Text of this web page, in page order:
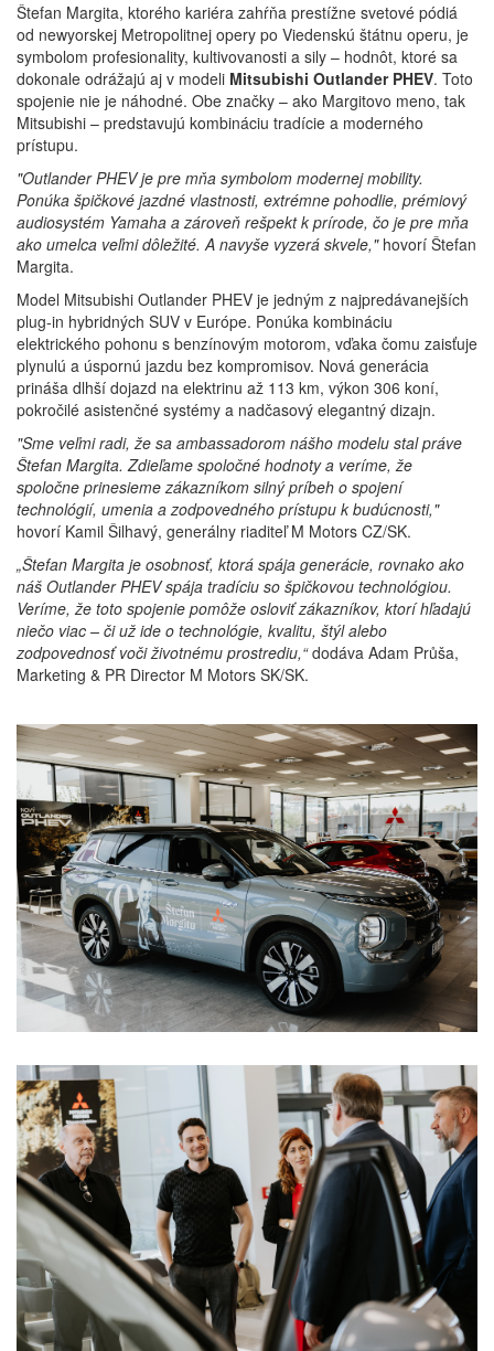
Štefan Margita, ktorého kariéra zahŕňa prestížne svetové pódiá
od newyorskej Metropolitnej opery po Viedenskú štátnu operu, je
symbolom profesionality, kultivovanosti a sily – hodnôt, ktoré sa
dokonale odrážajú aj v modeli Mitsubishi Outlander PHEV. Toto
spojenie nie je náhodné. Obe značky – ako Margitovo meno, tak
Mitsubishi – predstavujú kombináciu tradície a moderného
prístupu.
"Outlander PHEV je pre mňa symbolom modernej mobility.
Ponúka špičkové jazdné vlastnosti, extrémne pohodlie, prémiový
audiosystém Yamaha a zároveň rešpekt k prírode, čo je pre mňa
ako umelca veľmi dôležité. A navyše vyzerá skvele,"hovorí Štefan
Margita.
Model Mitsubishi Outlander PHEV je jedným z najpredávanejších
plug-in hybridných SUV v Európe. Ponúka kombináciu
elektrického pohonu s benzínovým motorom, vďaka čomu zaisťuje
plynulú a úspornú jazdu bez kompromisov. Nová generácia
prináša dlhší dojazd na elektrinu až 113 km, výkon 306 koní,
pokročilé asistenčné systémy a nadčasový elegantný dizajn.
"Sme veľmi radi, že sa ambassadorom nášho modelu stal práve
Štefan Margita. Zdieľame spoločné hodnoty a veríme, že
spoločne prinesieme zákazníkom silný príbeh o spojení
technológií, umenia a zodpovedného prístupu k budúcnosti,"
hovorí Kamil Šilhavý, generálny riaditeľ M Motors CZ/SK.
„Štefan Margita je osobnosť, ktorá spája generácie, rovnako ako
náš Outlander PHEV spája tradíciu so špičkovou technológiou.
Veríme, že toto spojenie pomôže osloviť zákazníkov, ktorí hľadajú
niečo viac – či už ide o technológie, kvalitu, štýl alebo
zodpovednosť voči životnému prostrediu,“dodáva Adam Průša,
Marketing & PR Director M Motors SK/SK.